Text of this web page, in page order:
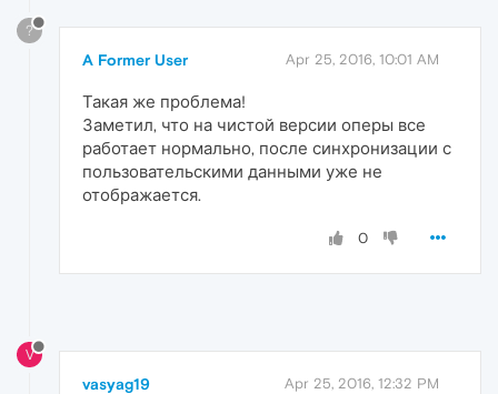
?
A Former User Apr 25, 2016, 10:01 AM
Такая же проблема!
Заметил, что на чистой версии оперы все
работает нормально, после синхронизации с
пользовательскими данными уже не
отображается.
0
V
vasyag19 Apr 25, 2016, 12:32 PM